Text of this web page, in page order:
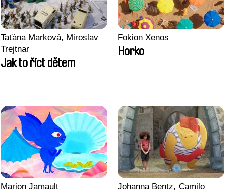
Taťána Marková, Miroslav
Trejtnar
Jak to říct dětem
Fokion Xenos
Horko
Marion Jamault
Johanna Bentz, Camilo